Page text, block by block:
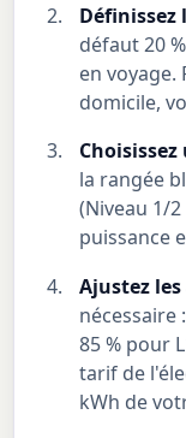
Définissez
défaut 20
en
domicile,
la rangée
(Niveau 1/
puissance
Ajustez
nécessaire
85 % pour
tarif de
kWh de